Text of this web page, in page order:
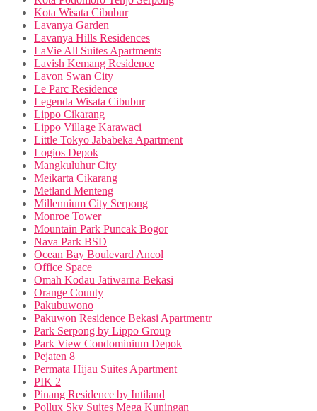
Kota Wisata Cibubur
Lavanya Garden
Lavanya Hills Residences
LaVie All Suites Apartments
Lavish Kemang Residence
Lavon Swan City
Le Parc Residence
Legenda Wisata Cibubur
Lippo Cikarang
Lippo Village Karawaci
Little Tokyo Jababeka Apartment
Logios Depok
Mangkuluhur City
Meikarta Cikarang
Metland Menteng
Millennium City Serpong
Monroe Tower
Mountain Park Puncak Bogor
Nava Park BSD
Ocean Bay Boulevard Ancol
Office Space
Omah Kodau Jatiwarna Bekasi
Orange County
Pakubuwono
Pakuwon Residence Bekasi Apartmentr
Park Serpong by Lippo Group
Park View Condominium Depok
Pejaten 8
Permata Hijau Suites Apartment
PIK 2
Pinang Residence by Intiland
Pollux Sky Suites Mega Kuningan